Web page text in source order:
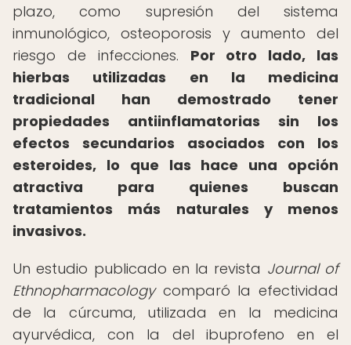
plazo, como supresión del sistema
inmunológico, osteoporosis y aumento del
riesgo de infecciones. Por otro lado, las
hierbas utilizadas en la medicina
tradicional han demostrado tener
propiedades antiinflamatorias sin los
efectos secundarios asociados con los
esteroides, lo que las hace una opción
atractiva para quienes buscan
tratamientos más naturales y menos
invasivos.
Un estudio publicado en la revista Journal of
Ethnopharmacologycomparó la efectividad
de la cúrcuma, utilizada en la medicina
ayurvédica, con la del ibuprofeno en el